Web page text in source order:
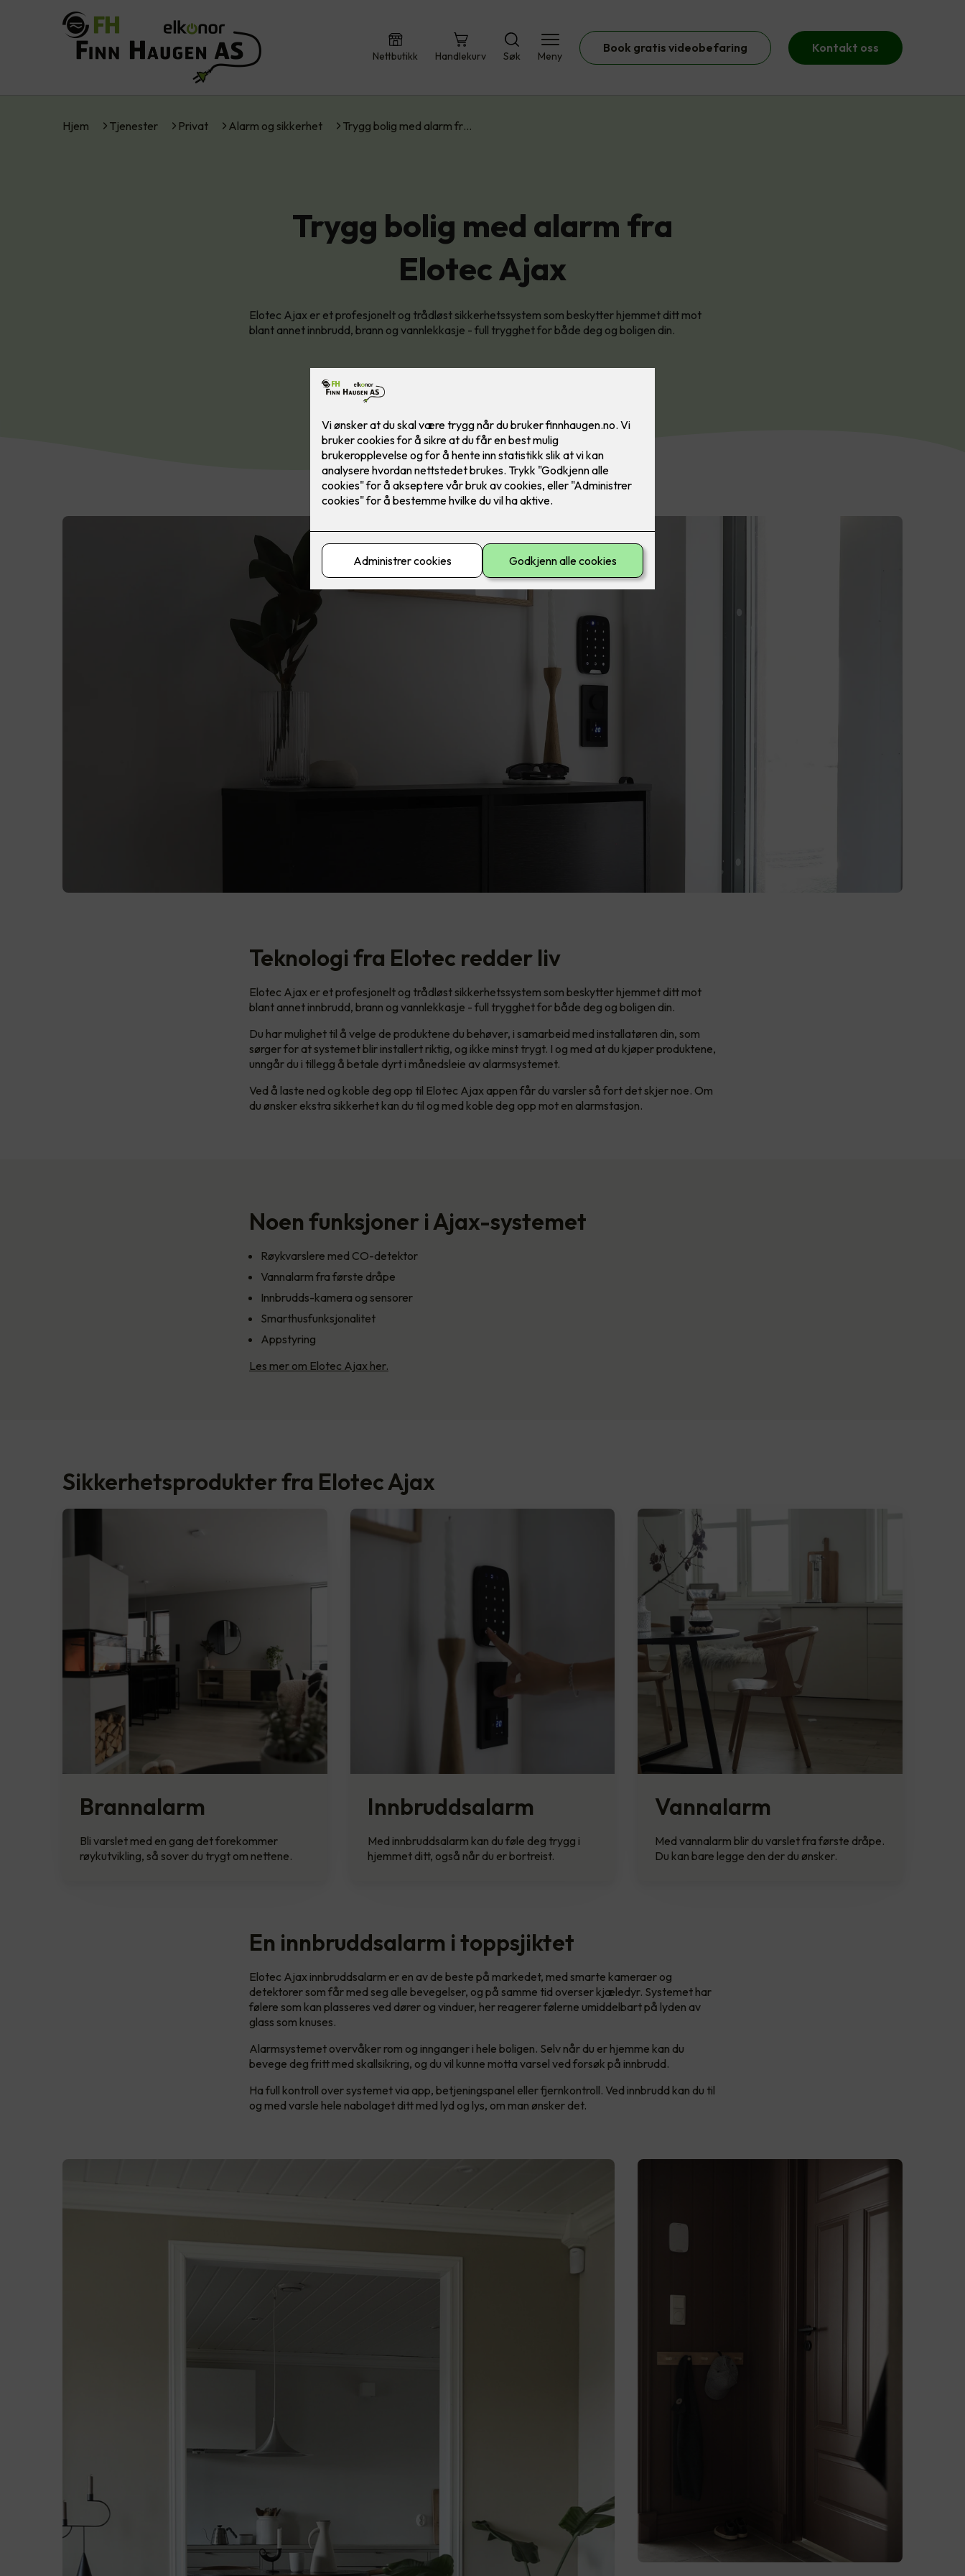
Nettbutikk Handlekurv Søk Meny
Book gratis videobefaring Kontakt oss
Hjem Tjenester Privat Alarm og sikkerhet Trygg bolig med alarm fr…
Trygg bolig med alarm fra
Elotec Ajax
Elotec Ajax er et profesjonelt og trådløst sikkerhetssystem som beskytter hjemmet ditt mot
blant annet innbrudd, brann og vannlekkasje - full trygghet for både deg og boligen din.
Teknologi fra Elotec redder liv
Elotec Ajax er et profesjonelt og trådløst sikkerhetssystem som beskytter hjemmet ditt mot
blant annet innbrudd, brann og vannlekkasje - full trygghet for både deg og boligen din.
Du har mulighet til å velge de produktene du behøver, i samarbeid med installatøren din, som
sørger for at systemet blir installert riktig, og ikke minst trygt. I og med at du kjøper produktene,
unngår du i tillegg å betale dyrt i månedsleie av alarmsystemet.
Ved å laste ned og koble deg opp til Elotec Ajax appen får du varsler så fort det skjer noe. Om
du ønsker ekstra sikkerhet kan du til og med koble deg opp mot en alarmstasjon.
Noen funksjoner i Ajax-systemet
Røykvarslere med CO-detektor
Vannalarm fra første dråpe
Innbrudds-kamera og sensorer
Smarthusfunksjonalitet
Appstyring
Les mer om Elotec Ajax her.
Sikkerhetsprodukter fra Elotec Ajax
Brannalarm
Bli varslet med en gang det forekommer
røykutvikling, så sover du trygt om nettene.
Innbruddsalarm
Med innbruddsalarm kan du føle deg trygg i
hjemmet ditt, også når du er bortreist.
Vannalarm
Med vannalarm blir du varslet fra første dråpe.
Du kan bare legge den der du ønsker.
En innbruddsalarm i toppsjiktet
Elotec Ajax innbruddsalarm er en av de beste på markedet, med smarte kameraer og
detektorer som får med seg alle bevegelser, og på samme tid overser kjæledyr. Systemet har
følere som kan plasseres ved dører og vinduer, her reagerer følerne umiddelbart på lyden av
glass som knuses.
Alarmsystemet overvåker rom og innganger i hele boligen. Selv når du er hjemme kan du
bevege deg fritt med skallsikring, og du vil kunne motta varsel ved forsøk på innbrudd.
Ha full kontroll over systemet via app, betjeningspanel eller fjernkontroll. Ved innbrudd kan du til
og med varsle hele nabolaget ditt med lyd og lys, om man ønsker det.